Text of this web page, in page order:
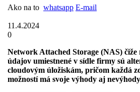
Ako na to whatsapp E-mail
11.4.2024
0
Network Attached Storage (NAS) čiže
údajov umiestnené v sídle firmy sú
cloudovým úložiskám, pričom každá
možností má svoje výhody aj